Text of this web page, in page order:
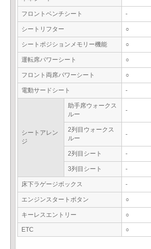
フロントベンチシート -
シートリフター ○
シートポジションメモリー機能 ○
運転席パワーシート ○
フロント両席パワーシート ○
電動サードシート -
シートアレン
ジ
助手席ウォークス
ルー
-
2列目ウォークス
ルー
-
2列目シート -
3列目シート -
床下ラゲージボックス -
エンジンスタートボタン ○
キーレスエントリー ○
ETC ○